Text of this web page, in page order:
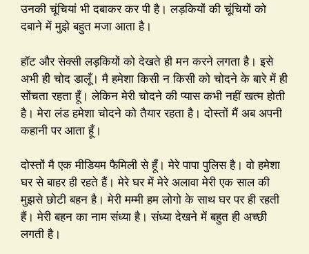
उनकी चूंचियां भी दबाकर कर पी है। लड़कियों की चूंचियों को
दबाने में मुझे बहुत मजा आता है।
हॉट और सेक्सी लड़कियों को देखते ही मन करने लगता है। इसे
अभी ही चोद डालूँ। मै हमेशा किसी न किसी को चोदने के बारे में ही
सोंचता रहता हूँ। लेकिन मेरी चोदने की प्यास कभी नहीं खत्म होती
है। मेरा लंड हमेशा चोदने को तैयार रहता है। दोस्तों मैं अब अपनी
कहानी पर आता हूँ।
दोस्तों मै एक मीडियम फैमिली से हूँ। मेरे पापा पुलिस है। वो हमेशा
घर से बाहर ही रहते हैं। मेरे घर में मेरे अलावा मेरी एक साल की
मुझसे छोटी बहन है। मेरी मम्मी हम लोगो के साथ घर पर ही रहती
हैं। मेरी बहन का नाम संध्या है। संध्या देखने में बहुत ही अच्छी
लगती है।